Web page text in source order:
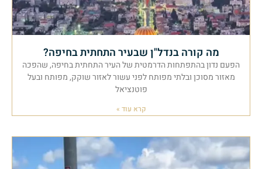
מה קורה בנדל"ן שבעיר התחתית בחיפה?
הפעם נדון בהתפתחות הדרמטית של העיר התחתית בחיפה, שהפכה
מאזור מסוכן ובלתי מפותח לפני עשור לאזור שוקק, מפותח ובעל
פוטנציאל
קרא עוד »